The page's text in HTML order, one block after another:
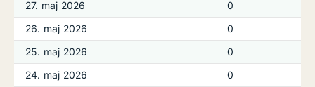
27. maj 2026
0
26. maj 2026
0
25. maj 2026
0
24. maj 2026
0